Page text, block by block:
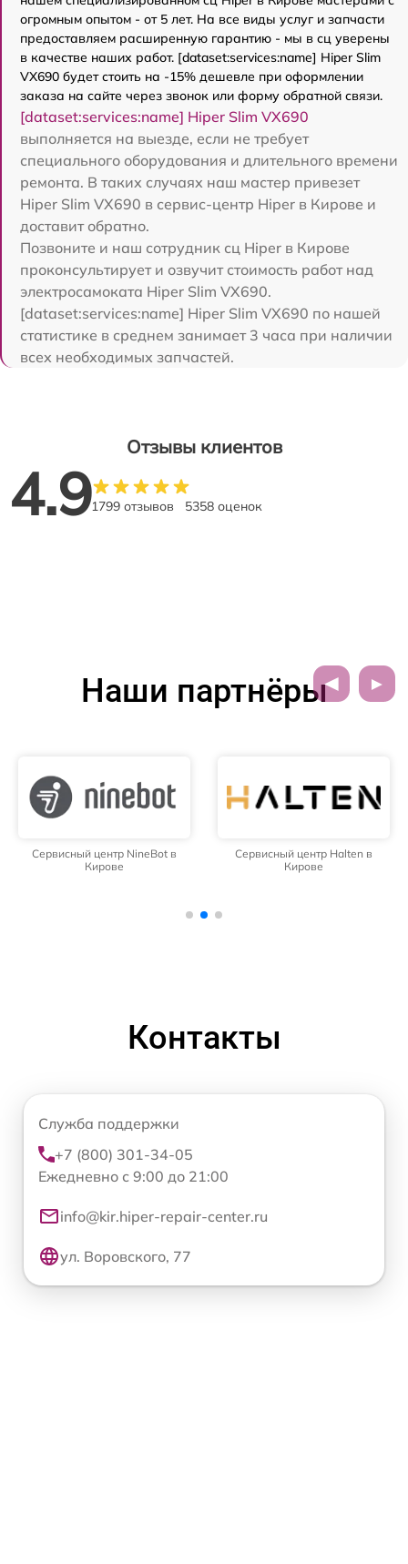
огромным опытом - от 5 лет. На все виды услуг и запчасти
предоставляем расширенную гарантию - мы в сц уверены
в качестве наших работ. [dataset:services:name] Hiper Slim
VX690 будет стоить на -15% дешевле при оформлении
заказа на сайте через звонок или форму обратной связи.
[dataset:services:name] Hiper Slim VX690
выполняется на выезде, если не требует
специального оборудования и длительного времени
ремонта. В таких случаях наш мастер привезет
Hiper Slim VX690 в сервис-центр Hiper в Кирове и
доставит обратно.
Позвоните и наш сотрудник сц Hiper в Кирове
проконсультирует и озвучит стоимость работ над
электросамоката Hiper Slim VX690.
[dataset:services:name] Hiper Slim VX690 по нашей
статистике в среднем занимает 3 часа при наличии
всех необходимых запчастей.
Отзывы клиентов
4.91799 отзывов 5358 оценок
Наши партнёры
Сервисный центр NineBot в
Кирове
Сервисный центр Halten в
Кирове
Контакты
Служба поддержки
+7 (800) 301-34-05
Ежедневно с 9:00 до 21:00
info@kir.hiper-repair-center.ru
ул. Воровского, 77